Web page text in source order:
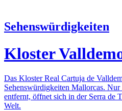
Sehenswürdigkeiten
Kloster
Das Kloster Real Cartuja de
Sehenswürdigkeiten Mallorcas.
entfernt, öffnet sich in der Serra de
Welt.